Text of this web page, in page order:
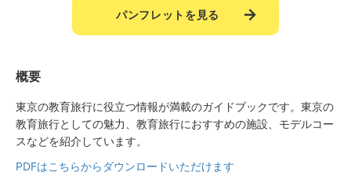
パンフレットを見る
概要
東京の教育旅行に役立つ情報が満載のガイドブックです。東京の
教育旅行としての魅力、教育旅行におすすめの施設、モデルコー
スなどを紹介しています。
PDFはこちらからダウンロードいただけます